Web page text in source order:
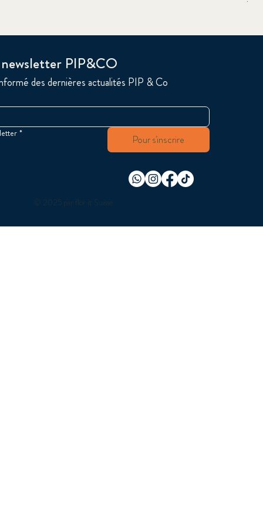
PIP&CO
des dernières actualités PIP & Co
* Pour s'inscrire
© 2025 par flor it Suisse